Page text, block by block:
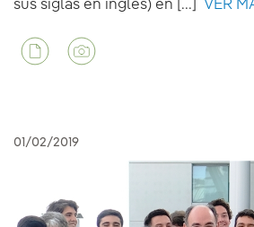
sus siglas en inglés) en [...] VER
01/02/2019